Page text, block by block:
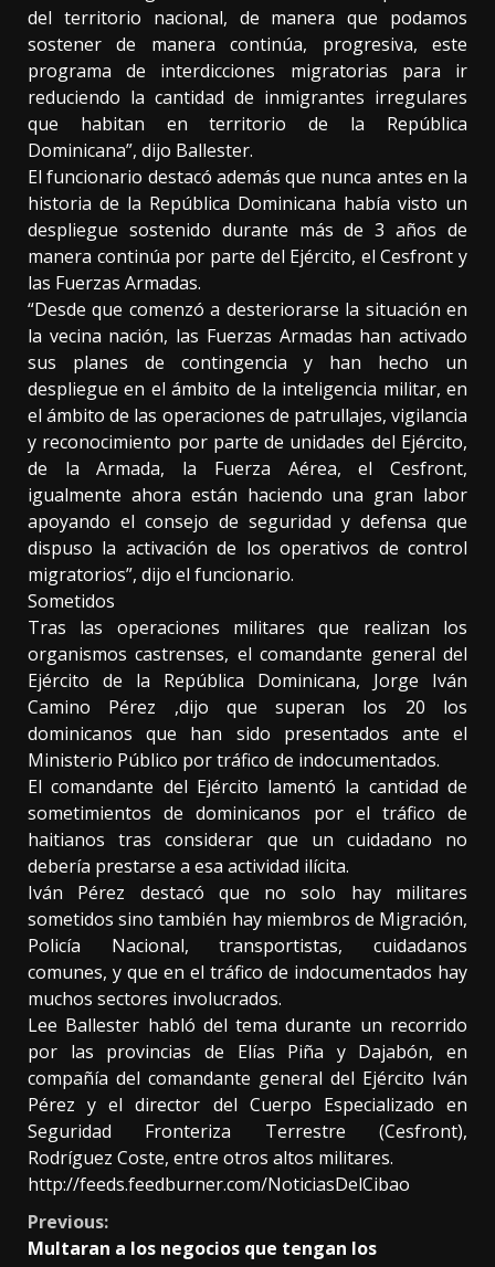
del territorio nacional, de manera que podamos
sostener de manera continúa, progresiva, este
programa de interdicciones migratorias para ir
reduciendo la cantidad de inmigrantes irregulares
que habitan en territorio de la República
Dominicana”, dijo Ballester.
El funcionario destacó además que nunca antes en la
historia de la República Dominicana había visto un
despliegue sostenido durante más de 3 años de
manera continúa por parte del Ejército, el Cesfront y
las Fuerzas Armadas.
“Desde que comenzó a desteriorarse la situación en
la vecina nación, las Fuerzas Armadas han activado
sus planes de contingencia y han hecho un
despliegue en el ámbito de la inteligencia militar, en
el ámbito de las operaciones de patrullajes, vigilancia
y reconocimiento por parte de unidades del Ejército,
de la Armada, la Fuerza Aérea, el Cesfront,
igualmente ahora están haciendo una gran labor
apoyando el consejo de seguridad y defensa que
dispuso la activación de los operativos de control
migratorios”, dijo el funcionario.
Sometidos
Tras las operaciones militares que realizan los
organismos castrenses, el comandante general del
Ejército de la República Dominicana, Jorge Iván
Camino Pérez ,dijo que superan los 20 los
dominicanos que han sido presentados ante el
Ministerio Público por tráfico de indocumentados.
El comandante del Ejército lamentó la cantidad de
sometimientos de dominicanos por el tráfico de
haitianos tras considerar que un cuidadano no
debería prestarse a esa actividad ilícita.
Iván Pérez destacó que no solo hay militares
sometidos sino también hay miembros de Migración,
Policía Nacional, transportistas, cuidadanos
comunes, y que en el tráfico de indocumentados hay
muchos sectores involucrados.
Lee Ballester habló del tema durante un recorrido
por las provincias de Elías Piña y Dajabón, en
compañía del comandante general del Ejército Iván
Pérez y el director del Cuerpo Especializado en
Seguridad Fronteriza Terrestre (Cesfront),
Rodríguez Coste, entre otros altos militares.
http://feeds.feedburner.com/NoticiasDelCibao
Continue
Previous:
Multaran a los negocios que tengan los